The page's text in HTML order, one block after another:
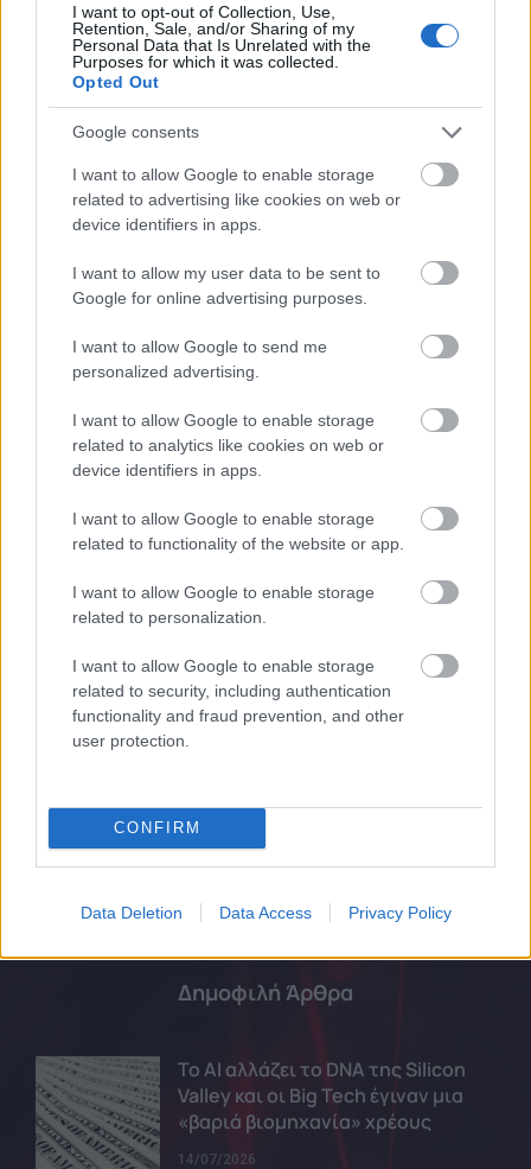
I want to opt-out of Collection, Use,
Retention, Sale, and/or Sharing of my
Personal Data that Is Unrelated with the
Purposes for which it was collected.
Opted Out
Google consents
I want to allow Google to enable storage
related to advertising like cookies on web or
device identifiers in apps.
I want to allow my user data to be sent to
Google for online advertising purposes.
I want to allow Google to send me
personalized advertising.
I want to allow Google to enable storage
related to analytics like cookies on web or
device identifiers in apps.
I want to allow Google to enable storage
related to functionality of the website or app.
I want to allow Google to enable storage
related to personalization.
I want to allow Google to enable storage
related to security, including authentication
functionality and fraud prevention, and other
user protection.
CONFIRM
Data Deletion Data Access Privacy Policy
Podcast S02 E02: H κρισιμότητα του
ελέγχου της ποιότητας του software για τις
επιχειρήσεις
04/11/2021 2 ΛΕΠΤΆ ΑΝΆΓΝΩΣΗ
Με τις ψηφιακές υπηρεσίες να αποτελούν πλέον βασικό
πυλώνα επιχειρηματικής λειτουργίας και ταυτόχρονα να
χρησιμοποιούνται μαζικά από τους καταναλωτές, οι
έλεγχο της ποιότητας του software…
Ακολουθήστε μας:
Δημοφιλή Άρθρα
Το AI αλλάζει το DNA της Silicon
Valley και οι Big Tech έγιναν μια
«βαριά βιομηχανία» χρέους
14/07/2026